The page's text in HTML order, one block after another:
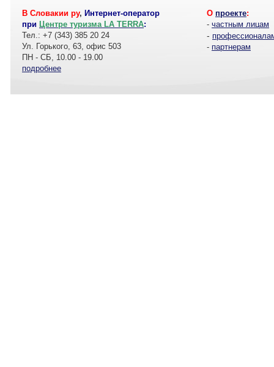
В Словакии ру, Интернет-оператор
при Центре туризма LA TERRA:
Тел.: +7 (343) 385 20 24
Ул. Горького, 63, офис 503
ПН - СБ, 10.00 - 19.00
подробнее
О проекте:
- частным лицам
-
- партнерам